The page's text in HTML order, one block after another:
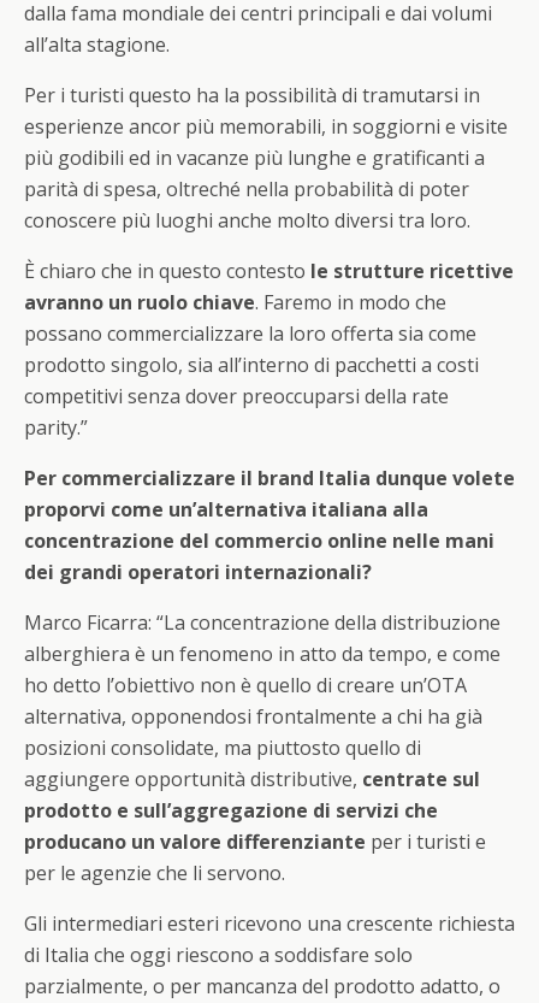
dalla fama mondiale dei centri principali e dai volumi
all’alta stagione.
Per i turisti questo ha la possibilità di tramutarsi in
esperienze ancor più memorabili, in soggiorni e visite
più godibili ed in vacanze più lunghe e gratificanti a
parità di spesa, oltreché nella probabilità di poter
conoscere più luoghi anche molto diversi tra loro.
È chiaro che in questo contesto le strutture ricettive
avranno un ruolo chiave. Faremo in modo che
possano commercializzare la loro offerta sia come
prodotto singolo, sia all’interno di pacchetti a costi
competitivi senza dover preoccuparsi della rate
parity.”
Per commercializzare il brand Italia dunque volete
proporvi come un’alternativa italiana alla
concentrazione del commercio online nelle mani
dei grandi operatori internazionali?
Marco Ficarra: “La concentrazione della distribuzione
alberghiera è un fenomeno in atto da tempo, e come
ho detto l’obiettivo non è quello di creare un’OTA
alternativa, opponendosi frontalmente a chi ha già
posizioni consolidate, ma piuttosto quello di
aggiungere opportunità distributive, centrate sul
prodotto e sull’aggregazione di servizi che
producano un valore differenziante per i turisti e
per le agenzie che li servono.
Gli intermediari esteri ricevono una crescente richiesta
di Italia che oggi riescono a soddisfare solo
parzialmente, o per mancanza del prodotto adatto, o